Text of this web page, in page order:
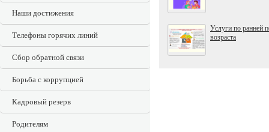
Наши достижения
Телефоны горячих линий
Сбор обратной связи
Борьба с коррупцией
Кадровый резерв
Родителям
Услуги по ранней
возраста